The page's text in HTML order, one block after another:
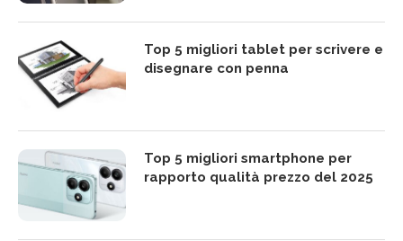
Top 5 migliori tablet per scrivere e
disegnare con penna
Top 5 migliori smartphone per
rapporto qualità prezzo del 2025